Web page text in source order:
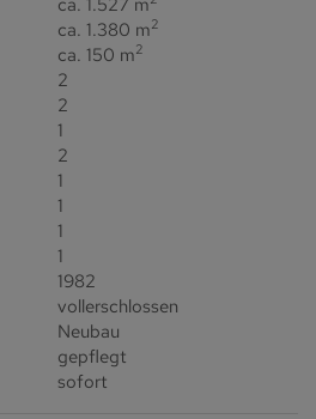
ca. 1.380 m2
ca. 150 m2
2
2
1
2
1
1
1
1
1982
vollerschlossen
Neubau
gepflegt
sofort